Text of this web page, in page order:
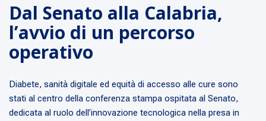
Dal Senato alla Calabria,
l’avvio di un percorso
operativo
Diabete, sanità digitale ed equità di accesso alle cure sono
stati al centro della conferenza stampa ospitata al Senato,
dedicata al ruolo dell’innovazione tecnologica nella presa in